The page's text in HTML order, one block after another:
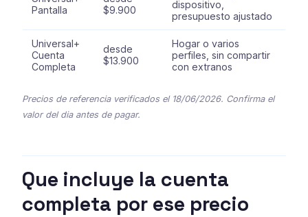
Pantalla
$9.900
dispositivo,
presupuesto ajustado
Universal+
Cuenta
Completa
desde
$13.900
Hogar o varios
perfiles, sin compartir
con extranos
Precios de referencia verificados el 18/06/2026. Confirma el
valor del dia antes de pagar.
Que incluye la cuenta
completa por ese precio